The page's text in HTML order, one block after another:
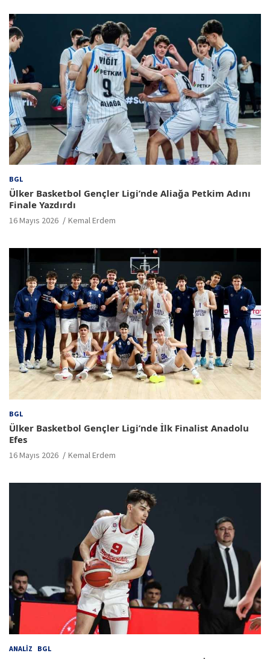
BGL
Ülker Basketbol Gençler Ligi’nde Aliağa Petkim Adını
Finale Yazdırdı
16 Mayıs 2026 Kemal Erdem
BGL
Ülker Basketbol Gençler Ligi’nde İlk Finalist Anadolu
Efes
16 Mayıs 2026 Kemal Erdem
ANALIZ BGL